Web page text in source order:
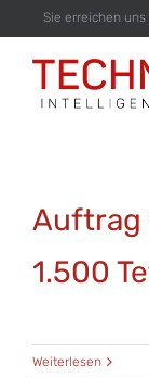
Inhalt
springen
Sie erreichen
Auftrag
1.500
Weiterlesen